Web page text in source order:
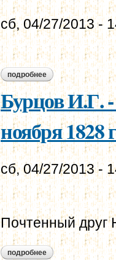
сб, 04/27/2013 -
подробнее о бурцов и.г. -
Бурцов И.Г.
ноября 1828
сб, 04/27/2013 -
Почтенный друг
подробнее о бурцов и.г. -